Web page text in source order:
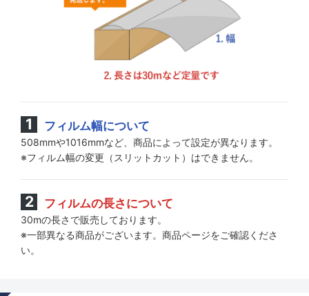
フィルム幅について
508mmや1016mmなど、商品によって設定が異なります。
※フィルム幅の変更（スリットカット）はできません。
フィルムの長さについて
30mの長さで販売しております。
※一部異なる商品がございます。商品ページをご確認くださ
い。